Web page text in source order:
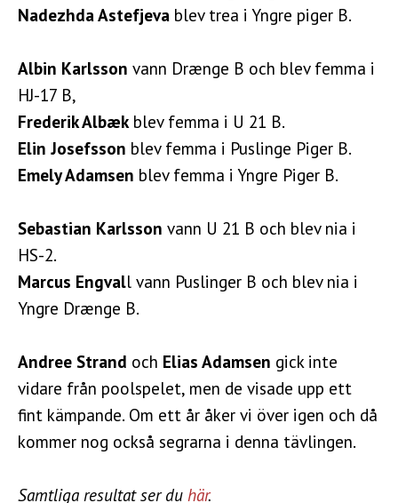
Nadezhda Astefjeva blev trea i Yngre piger B.
Albin Karlsson vann Drænge B och blev femma i
HJ-17 B,
Frederik Albæk blev femma i U 21 B.
Elin Josefsson blev femma i Puslinge Piger B.
Emely Adamsen blev femma i Yngre Piger B.
Sebastian Karlsson vann U 21 B och blev nia i
HS-2.
Marcus Engvall vann Puslinger B och blev nia i
Yngre Drænge B.
Andree Strand och Elias Adamsen gick inte
vidare från poolspelet, men de visade upp ett
fint kämpande. Om ett år åker vi över igen och då
kommer nog också segrarna i denna tävlingen.
Samtliga resultat ser du här.